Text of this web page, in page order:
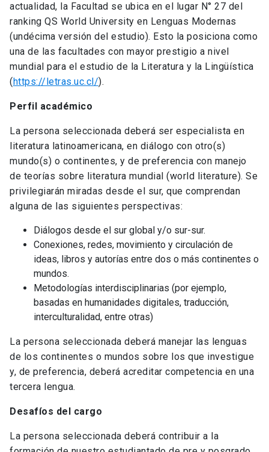
actualidad, la Facultad se ubica en el lugar N° 27 del
ranking QS World University en Lenguas Modernas
(undécima versión del estudio). Esto la posiciona como
una de las facultades con mayor prestigio a nivel
mundial para el estudio de la Literatura y la Lingüística
(https://letras.uc.cl/).
Perfil académico
La persona seleccionada deberá ser especialista en
literatura latinoamericana, en diálogo con otro(s)
mundo(s) o continentes, y de preferencia con manejo
de teorías sobre literatura mundial (world literature). Se
privilegiarán miradas desde el sur, que comprendan
alguna de las siguientes perspectivas:
Diálogos desde el sur global y/o sur-sur.
Conexiones, redes, movimiento y circulación de
ideas, libros y autorías entre dos o más continentes o
mundos.
Metodologías interdisciplinarias (por ejemplo,
basadas en humanidades digitales, traducción,
interculturalidad, entre otras)
La persona seleccionada deberá manejar las lenguas
de los continentes o mundos sobre los que investigue
y, de preferencia, deberá acreditar competencia en una
tercera lengua.
Desafíos del cargo
La persona seleccionada deberá contribuir a la